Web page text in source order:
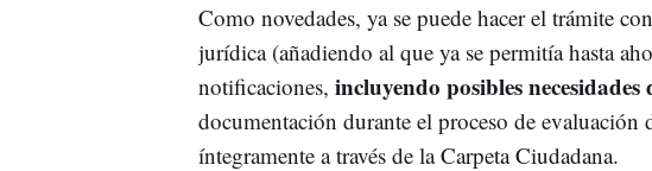
Como novedades, ya se puede hacer el trámite
jurídica (añadiendo al que ya se permitía hasta
notificaciones, incluyendo posibles necesidades
documentación durante el proceso de evaluación
íntegramente a través de la Carpeta Ciudadana.